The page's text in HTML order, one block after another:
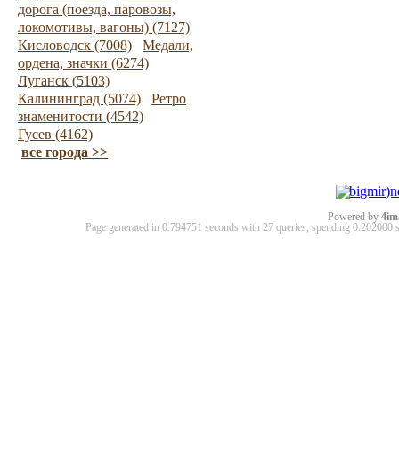
дорога (поезда, паровозы,
локомотивы, вагоны) (7127)
Кисловодск (7008)
Медали,
ордена, значки (6274)
Луганск (5103)
Калининград (5074)
Ретро
знаменитости (4542)
Гусев (4162)
все города >>
Powered by
Page generated in 0.794751 seconds with 27 queries, spending